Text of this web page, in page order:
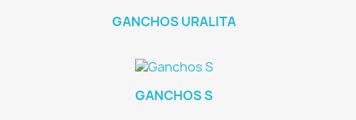
GANCHOS URALITA
GANCHOS S